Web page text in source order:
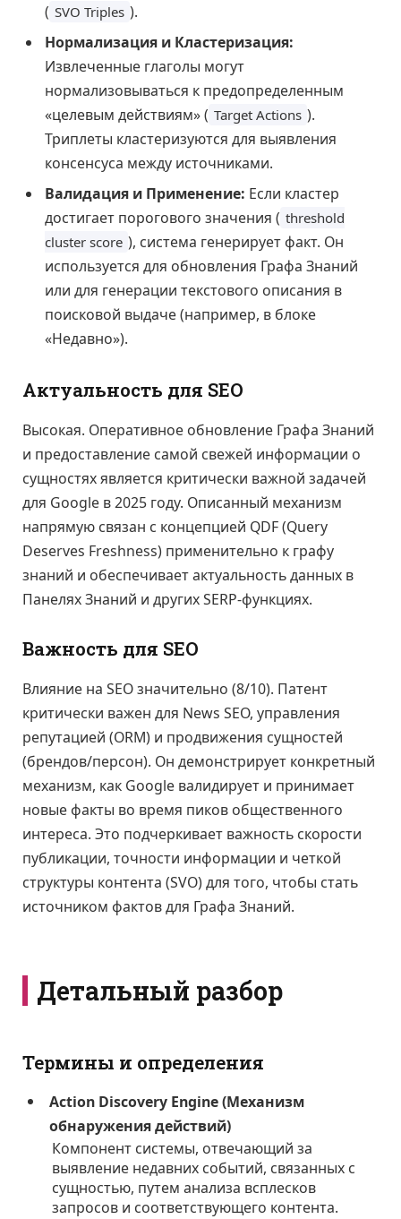
( SVO Triples ).
Нормализация и Кластеризация:
Извлеченные глаголы могут
нормализовываться к предопределенным
«целевым действиям» ( Target Actions ).
Триплеты кластеризуются для выявления
консенсуса между источниками.
Валидация и Применение: Если кластер
достигает порогового значения ( threshold
cluster score ), система генерирует факт. Он
используется для обновления Графа Знаний
или для генерации текстового описания в
поисковой выдаче (например, в блоке
«Недавно»).
Актуальность для SEO
Высокая. Оперативное обновление Графа Знаний
и предоставление самой свежей информации о
сущностях является критически важной задачей
для Google в 2025 году. Описанный механизм
напрямую связан с концепцией QDF (Query
Deserves Freshness) применительно к графу
знаний и обеспечивает актуальность данных в
Панелях Знаний и других SERP-функциях.
Важность для SEO
Влияние на SEO значительно (8/10). Патент
критически важен для News SEO, управления
репутацией (ORM) и продвижения сущностей
(брендов/персон). Он демонстрирует конкретный
механизм, как Google валидирует и принимает
новые факты во время пиков общественного
интереса. Это подчеркивает важность скорости
публикации, точности информации и четкой
структуры контента (SVO) для того, чтобы стать
источником фактов для Графа Знаний.
Детальный разбор
Термины и определения
Action Discovery Engine (Механизм
обнаружения действий)
Компонент системы, отвечающий за
выявление недавних событий, связанных с
сущностью, путем анализа всплесков
запросов и соответствующего контента.